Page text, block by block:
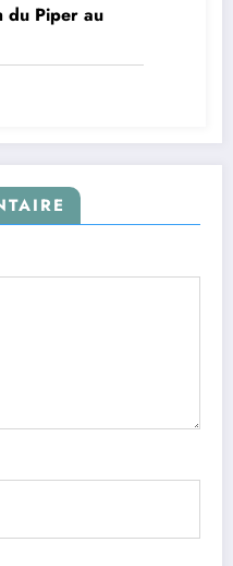
du Piper au